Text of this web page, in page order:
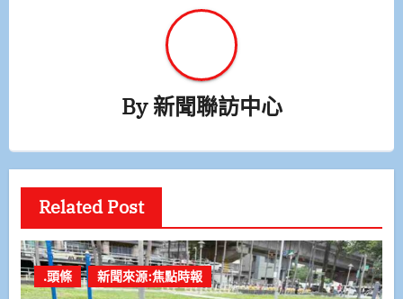
By新聞聯訪中心
Related Post
.頭條 新聞來源:焦點時報